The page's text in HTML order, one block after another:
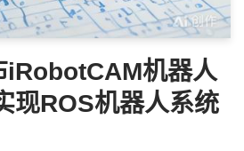
iRobotCAM机器人
现ROS机器人系统